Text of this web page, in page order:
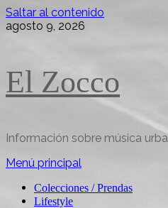
Saltar al contenido
agosto 9, 2026
El Zocco
Información sobre música
Menú principal
Colecciones / Prendas
Lifestyle